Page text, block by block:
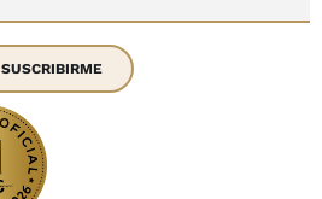
SUSCRIBIRME